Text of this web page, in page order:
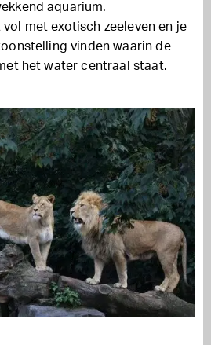
aquarium.
vol met exotisch zeeleven en je
vinden waarin de
het water centraal staat.